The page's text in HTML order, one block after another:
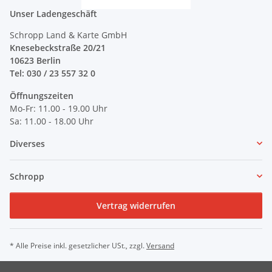
Unser Ladengeschäft
Schropp Land & Karte GmbH
Knesebeckstraße 20/21
10623 Berlin
Tel: 030 / 23 557 32 0
Öffnungszeiten
Mo-Fr: 11.00 - 19.00 Uhr
Sa: 11.00 - 18.00 Uhr
Diverses
Schropp
Vertrag widerrufen
* Alle Preise inkl. gesetzlicher USt., zzgl.Versand